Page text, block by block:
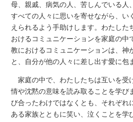
母、親戚、病気の人、苦しんでいる人
すべての人々に思いを寄せながら、い
えられるよう手助けします。わたした
おけるコミュニケーションを家庭の中
教におけるコミュニケーションは、神
と、自分が他の人々に差し出す愛に包
家庭の中で、わたしたちは互いを受
情や沈黙の意味を読み取ることを学び
び合ったわけではなくとも、それぞれ
ある家族とともに笑い、泣くことを学